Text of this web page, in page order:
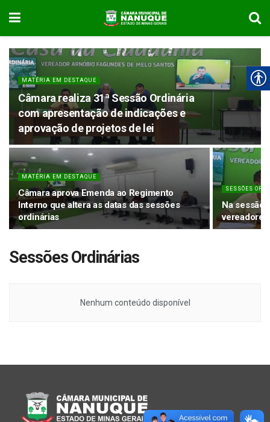
MATÉRIA EM DESTAQUE
Câmara realiza 31ª Sessão Ordinária
com apresentação de indicações e
aprovação de projetos de lei
MATÉRIA EM DESTAQUE
Câmara aprova Emenda ao Regimento
Interno que altera as datas das sessões
ordinárias
SESSÕES
Na sessão
Sessões Ordinárias
Nenhum conteúdo disponível